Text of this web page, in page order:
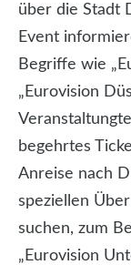
über die Stadt
Event
Begriffe wie
„Eurovision
begehrtes
Anreise nach
speziellen
suchen, zum
„Eurovision